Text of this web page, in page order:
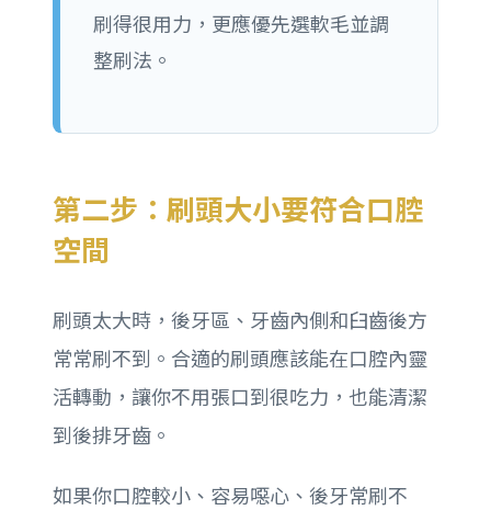
刷得很用力，更應優先選軟毛並調
整刷法。
第二步：刷頭大小要符合口腔
空間
刷頭太大時，後牙區、牙齒內側和臼齒後方
常常刷不到。合適的刷頭應該能在口腔內靈
活轉動，讓你不用張口到很吃力，也能清潔
到後排牙齒。
如果你口腔較小、容易噁心、後牙常刷不